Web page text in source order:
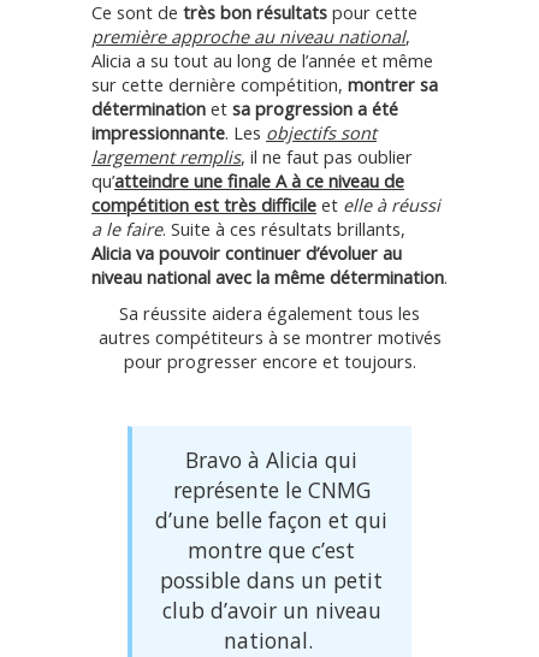
Ce sont de très bon résultats pour cette
première approche au niveau national,
Alicia a su tout au long de l’année et même
sur cette dernière compétition, montrer sa
détermination et sa progression a été
impressionnante. Les objectifs sont
largement remplis, il ne faut pas oublier
qu’atteindre une finale A à ce niveau de
compétition est très difficile et elle à réussi
a le faire. Suite à ces résultats brillants,
Alicia va pouvoir continuer d’évoluer au
niveau national avec la même détermination.
Sa réussite aidera également tous les
autres compétiteurs à se montrer motivés
pour progresser encore et toujours.
Bravo à Alicia qui
représente le CNMG
d’une belle façon et qui
montre que c’est
possible dans un petit
club d’avoir un niveau
national.